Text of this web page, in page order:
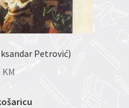
Petrović)
KM